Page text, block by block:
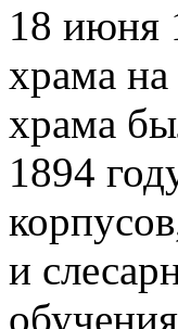
18 июня
храма на
храма
1894
и